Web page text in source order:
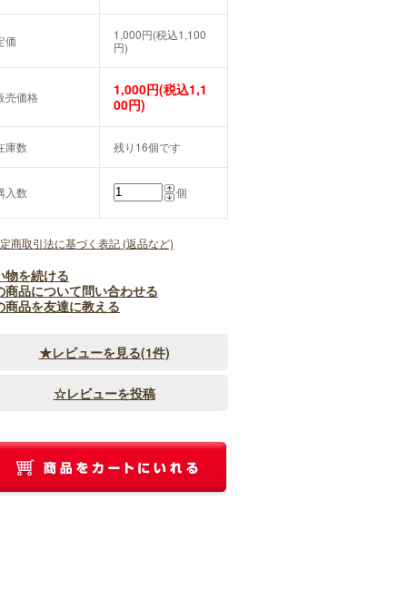
価
1,000円(税込1,100
円)
売価格
1,000円(税込1,1
00円)
庫数 残り16個です
入数 個
商取引法に基づく表記 (返品など)
物を続ける
商品について問い合わせる
商品を友達に教える
★レビューを見る(1件)
☆レビューを投稿